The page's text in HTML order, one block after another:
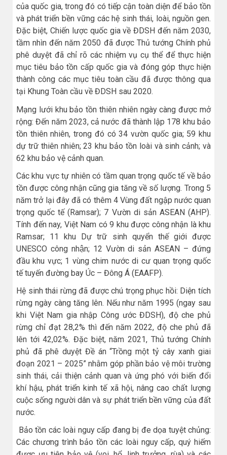
của quốc gia, trong đó có tiếp cận toàn diện để bảo tồn
và phát triển bền vững các hệ sinh thái, loài, nguồn gen.
Đặc biệt, Chiến lược quốc gia về ĐDSH đến năm 2030,
tầm nhìn đến năm 2050 đã được Thủ tướng Chính phủ
phê duyệt đã chỉ rõ các nhiệm vụ cụ thể để thực hiện
mục tiêu bảo tồn cấp quốc gia và đóng góp thực hiện
thành công các mục tiêu toàn cầu đã được thông qua
tại Khung Toàn cầu về ĐDSH sau 2020.
Mạng lưới khu bảo tồn thiên nhiên ngày càng được mở
rộng: Đến năm 2023, cả nước đã thành lập 178 khu bảo
tồn thiên nhiên, trong đó có 34 vườn quốc gia; 59 khu
dự trữ thiên nhiên; 23 khu bảo tồn loài và sinh cảnh; và
62 khu bảo vệ cảnh quan.
Các khu vực tự nhiên có tầm quan trọng quốc tế về bảo
tồn được công nhận cũng gia tăng về số lượng. Trong 5
năm trở lại đây đã có thêm 4 Vùng đất ngập nước quan
trọng quốc tế (Ramsar); 7 Vườn di sản ASEAN (AHP).
Tính đến nay, Việt Nam có 9 khu được công nhận là khu
Ramsar; 11 khu Dự trữ sinh quyển thế giới được
UNESCO công nhận; 12 Vườn di sản ASEAN – đứng
đầu khu vực; 1 vùng chim nước di cư quan trọng quốc
tế tuyến đường bay Úc – Đông Á (EAAFP).
Hệ sinh thái rừng đã được chú trọng phục hồi: Diện tích
rừng ngày càng tăng lên. Nếu như năm 1995 (ngay sau
khi Việt Nam gia nhập Công ước ĐDSH), độ che phủ
rừng chỉ đạt 28,2% thì đến năm 2022, độ che phủ đã
lên tới 42,02%. Đặc biệt, năm 2021, Thủ tướng Chính
phủ đã phê duyệt Đề án “Trồng một tỷ cây xanh giai
đoạn 2021 – 2025” nhằm góp phần bảo vệ môi trường
sinh thái, cải thiện cảnh quan và ứng phó với biến đổi
khí hậu, phát triển kinh tế xã hội, nâng cao chất lượng
cuộc sống người dân và sự phát triển bền vững của đất
nước.
Bảo tồn các loài nguy cấp đang bị đe dọa tuyệt chủng:
Các chương trình bảo tồn các loài nguy cấp, quý hiếm